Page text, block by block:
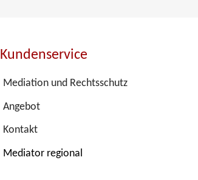
Kundenservice
Mediation und Rechtsschutz
Angebot
Kontakt
Mediator regional